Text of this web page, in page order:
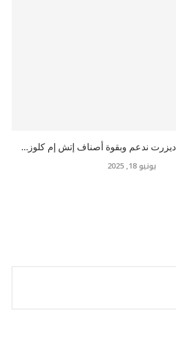
ندعم وبقوة أصناف إتش إم كلوز...
يونيو 18, 2025